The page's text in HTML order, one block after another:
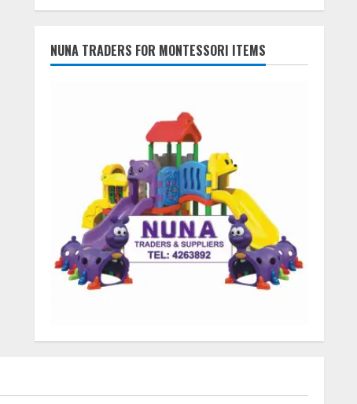
NUNA TRADERS FOR MONTESSORI ITEMS